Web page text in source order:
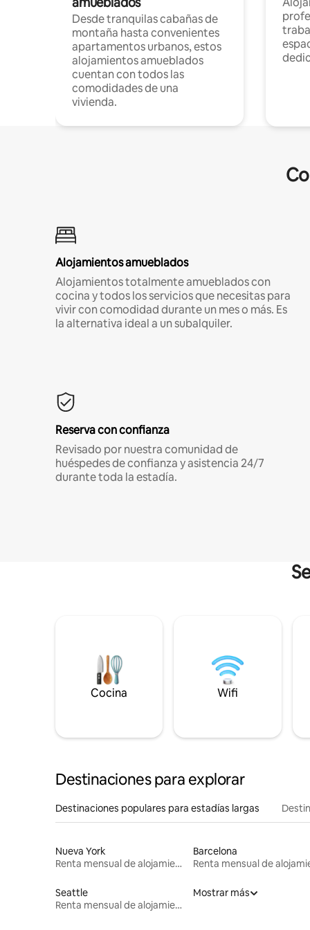
Desde tranquilas cabañas de
montaña hasta convenientes
apartamentos urbanos, estos
alojamientos amueblados
cuentan con todos las
comodidades de una
vivienda.
Alojamientos amueblados
Alojamientos totalmente amueblados con
cocina y todos los servicios que necesitas para
vivir con comodidad durante un mes o más. Es
la alternativa ideal a un subalquiler.
Reserva con confianza
Revisado por nuestra comunidad de
huéspedes de confianza y asistencia 24/7
durante toda la estadía.
Cocina Wifi
Destinaciones para explorar
Destinaciones populares para estadías largas
Nueva York
Renta mensual de alojamientos
Barcelona
Seattle
Renta mensual de alojamientos
Mostrar más